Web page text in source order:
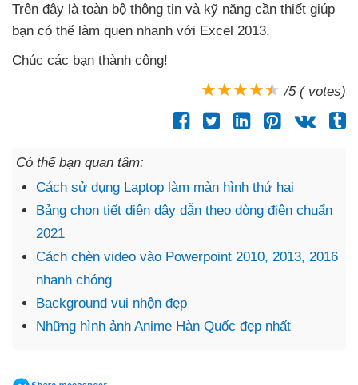
Trên đây là toàn bộ thông tin và kỹ năng cần thiết giúp
bạn có thể làm quen nhanh với Excel 2013.
Chúc các bạn thành công!
/5 ( votes)
Có thể bạn quan tâm:
Cách sử dụng Laptop làm màn hình thứ hai
Bảng chọn tiết diện dây dẫn theo dòng điện chuẩn
2021
Cách chèn video vào Powerpoint 2010, 2013, 2016
nhanh chóng
Background vui nhộn đẹp
Những hình ảnh Anime Hàn Quốc đẹp nhất